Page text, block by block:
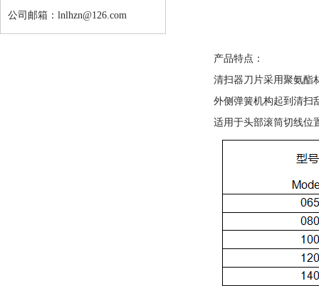
公司邮箱：lnlhzn@126.com
产品特点：
清扫器刀片采用聚氨酯
外侧弹簧机构起到清扫
适用于头部滚筒切线位